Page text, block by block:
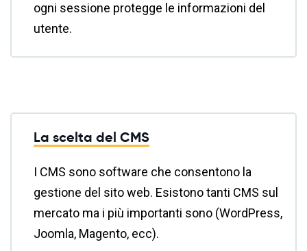
ogni sessione protegge le informazioni del
utente.
La scelta del CMS
I CMS sono software che consentono la
gestione del sito web. Esistono tanti CMS sul
mercato ma i più importanti sono (WordPress,
Joomla, Magento, ecc).